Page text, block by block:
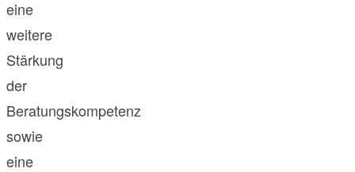
eine
weitere
Stärkung
der
Beratungskompetenz
sowie
eine